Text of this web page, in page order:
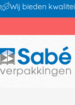
Wij bieden